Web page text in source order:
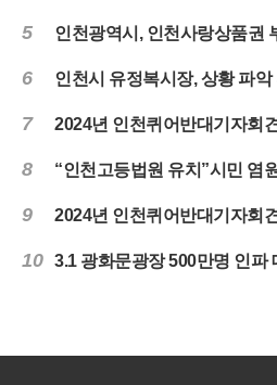
5 인천광역시, 인천사랑상품권
6 인천시 유정복시장, 상황 파
7 2024년 인천퀴어반대기자회견 - 부
8 “인천고등법원 유치”시민 염
9 2024년 인천퀴어반대기자회
10 3.1 광화문광장 500만명 인파